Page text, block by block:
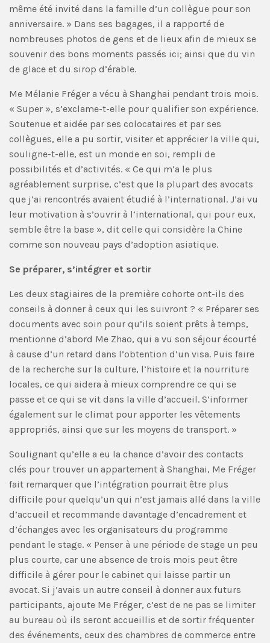
même été invité dans la famille d’un collègue pour son
anniversaire. » Dans ses bagages, il a rapporté de
nombreuses photos de gens et de lieux afin de mieux se
souvenir des bons moments passés ici; ainsi que du vin
de glace et du sirop d’érable.
Me Mélanie Fréger a vécu à Shanghai pendant trois mois.
« Super », s’exclame-t-elle pour qualifier son expérience.
Soutenue et aidée par ses colocataires et par ses
collègues, elle a pu sortir, visiter et apprécier la ville qui,
souligne-t-elle, est un monde en soi, rempli de
possibilités et d’activités. « Ce qui m’a le plus
agréablement surprise, c’est que la plupart des avocats
que j’ai rencontrés avaient étudié à l’international. J’ai vu
leur motivation à s’ouvrir à l’international, qui pour eux,
semble être la base », dit celle qui considère la Chine
comme son nouveau pays d’adoption asiatique.
Se préparer, s’intégrer et sortir
Les deux stagiaires de la première cohorte ont-ils des
conseils à donner à ceux qui les suivront ? « Préparer ses
documents avec soin pour qu’ils soient prêts à temps,
mentionne d’abord Me Zhao, qui a vu son séjour écourté
à cause d’un retard dans l’obtention d’un visa. Puis faire
de la recherche sur la culture, l’histoire et la nourriture
locales, ce qui aidera à mieux comprendre ce qui se
passe et ce qui se vit dans la ville d’accueil. S’informer
également sur le climat pour apporter les vêtements
appropriés, ainsi que sur les moyens de transport. »
Soulignant qu’elle a eu la chance d’avoir des contacts
clés pour trouver un appartement à Shanghai, Me Fréger
fait remarquer que l’intégration pourrait être plus
difficile pour quelqu’un qui n’est jamais allé dans la ville
d’accueil et recommande davantage d’encadrement et
d’échanges avec les organisateurs du programme
pendant le stage. « Penser à une période de stage un peu
plus courte, car une absence de trois mois peut être
difficile à gérer pour le cabinet qui laisse partir un
avocat. Si j’avais un autre conseil à donner aux futurs
participants, ajoute Me Fréger, c’est de ne pas se limiter
au bureau où ils seront accueillis et de sortir fréquenter
des événements, ceux des chambres de commerce entre